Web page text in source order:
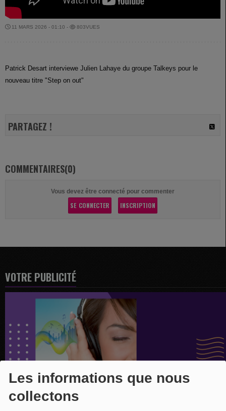
Les informations que nous
collectons
11 MARS 2026 - 01:10 - 803VUES
Patrick Desart interviewe Julien Lahaye du groupe Talkeys pour le
nouveau titre "Step on out"
PARTAGEZ !
COMMENTAIRES(0)
Vous devez être connecté pour commenter
SE CONNECTER INSCRIPTION
VOTRE PUBLICITÉ